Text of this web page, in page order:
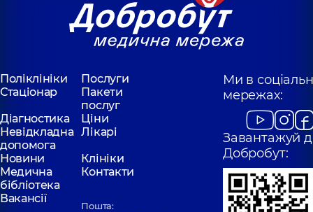
Поліклініки
Послуги
Стаціонар
Пакети
послуг
Діагностика
Ціни
Невідкладна
допомога
Лікарі
Новини
Клініки
Медична
бібліотека
Контакти
Вакансії
Пошта:
Ми в
мережах:
Завантажуй
Добробут: